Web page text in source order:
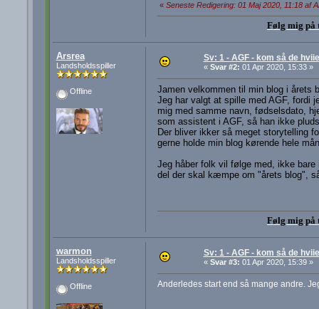
« Seneste Redigering: 01 Maj 2020, 11:18 af
Følg mig på
Arsrea
Landsholdsspiller
Offline
Sv: 1 - AGF - kom så de
« Svar #2: 01 Apr 2020, 15:33 »
Jamen velkommen til min blog i årets
Jeg har valgt at spille med AGF, fordi
mig med samme navn, fødselsdato,
som assistent i AGF, så han ikke
Der bliver ikker så meget storytelling
gerne holde min blog kørende hele
Jeg håber folk vil følge med, ikke
del der skal kæmpe om "årets blog",
Følg mig på
warmon
Landsholdsspiller
Offline
Sv: 1 - AGF - kom så de
« Svar #3: 01 Apr 2020, 15:39 »
Anderledes start end så mange andre.